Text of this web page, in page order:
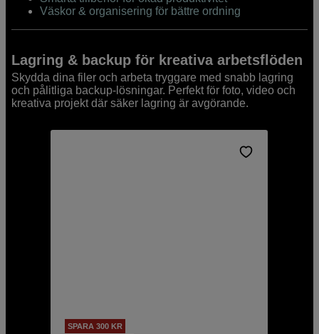
Väskor & organisering för bättre ordning
Lagring & backup för kreativa arbetsflöden
Skydda dina filer och arbeta tryggare med snabb lagring
och pålitliga backup-lösningar. Perfekt för foto, video och
kreativa projekt där säker lagring är avgörande.
SPARA 300 KR